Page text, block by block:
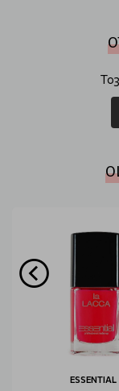
ESSENTIAL